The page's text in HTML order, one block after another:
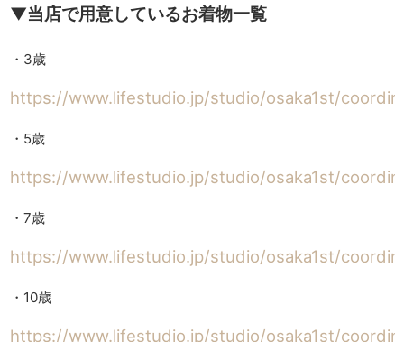
▼当店で用意しているお着物一覧
・3歳
https://www.lifestudio.jp/studio/osaka1st/
・5歳
https://www.lifestudio.jp/studio/osaka1st/
・7歳
https://www.lifestudio.jp/studio/osaka1st/
・10歳
https://www.lifestudio.jp/studio/osaka1st/